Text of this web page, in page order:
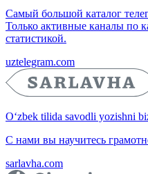
Самый большой каталог
Только активные каналы по
статистикой.
uztelegram.com
O‘zbek tilida savodli yozishni
С нами вы научитесь
sarlavha.com